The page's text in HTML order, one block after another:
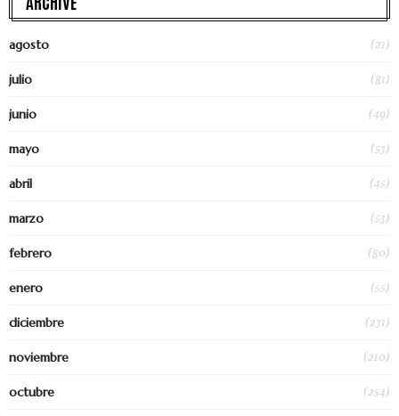
agosto (21)
julio (81)
junio (49)
mayo (53)
abril (45)
marzo (53)
febrero (80)
enero (55)
diciembre (231)
noviembre (210)
octubre (254)